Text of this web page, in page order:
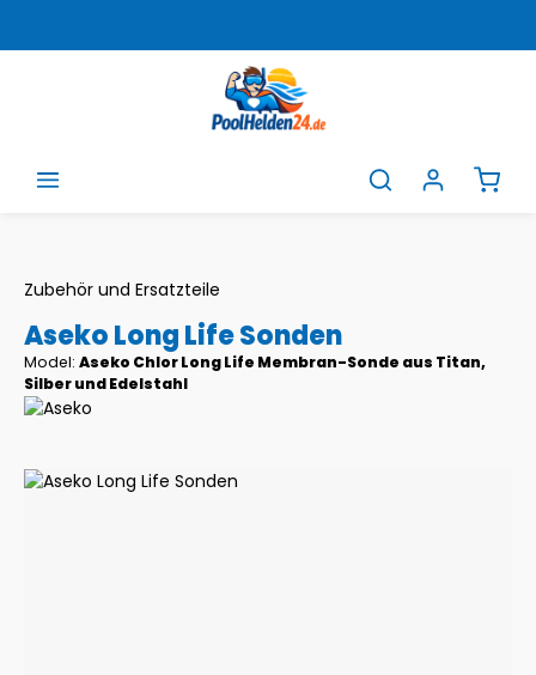
Zubehör und Ersatzteile
Aseko Long Life Sonden
Model: Aseko Chlor Long Life Membran-Sonde aus Titan,
Silber und Edelstahl
Bildergalerie überspringen